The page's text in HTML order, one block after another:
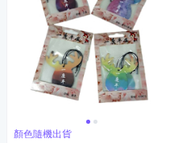
顏色隨機出貨